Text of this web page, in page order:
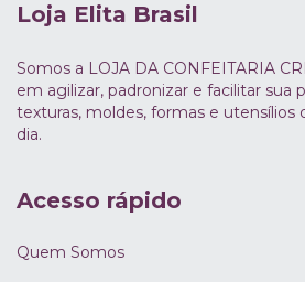
Loja Elita Brasil
Somos a LOJA DA CONFEITARIA
em agilizar, padronizar e facilitar sua
texturas, moldes, formas e utensílios
dia.
Acesso rápido
Quem Somos